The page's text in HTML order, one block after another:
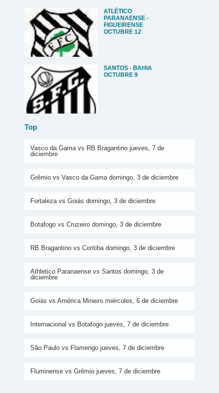
ATLÉTICO
PARANAENSE -
FIGUEIRENSE
OCTUBRE 12
SANTOS - BAHIA
OCTUBRE 9
Top
Vasco da Gama vs RB Bragantino jueves, 7 de
diciembre
Grêmio vs Vasco da Gama domingo, 3 de diciembre
Fortaleza vs Goiás domingo, 3 de diciembre
Botafogo vs Cruzeiro domingo, 3 de diciembre
RB Bragantino vs Coritiba domingo, 3 de diciembre
Athletico Paranaense vs Santos domingo, 3 de
diciembre
Goiás vs América Mineiro miércoles, 6 de diciembre
Internacional vs Botafogo jueves, 7 de diciembre
São Paulo vs Flamengo jueves, 7 de diciembre
Fluminense vs Grêmio jueves, 7 de diciembre